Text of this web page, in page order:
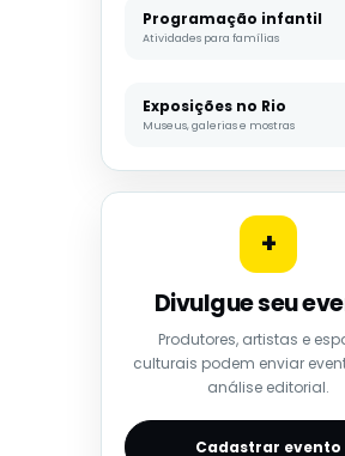
Programação infantil
Atividades para famílias
Exposições no Rio
Museus, galerias e mostras
+
Divulgue seu
Produtores, artistas e
culturais podem enviar
análise editorial.
Cadastrar evento